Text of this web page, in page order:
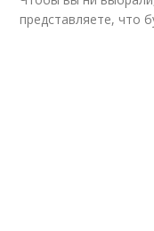
представляете, что